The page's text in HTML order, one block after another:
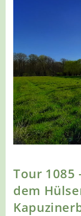
Tour 1085
dem